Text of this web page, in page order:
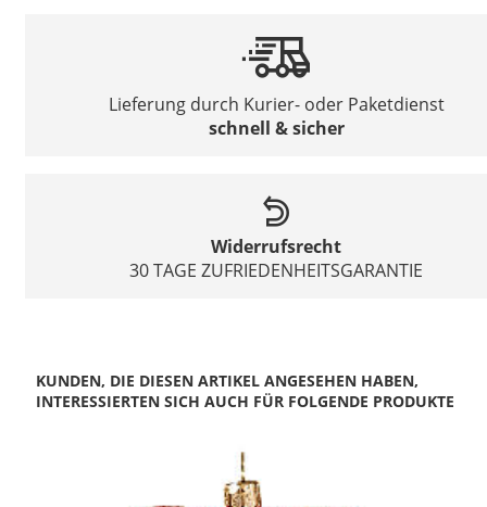
Lieferung durch Kurier- oder Paketdienst
schnell & sicher
Widerrufsrecht
30 TAGE ZUFRIEDENHEITSGARANTIE
KUNDEN, DIE DIESEN ARTIKEL ANGESEHEN HABEN,
INTERESSIERTEN SICH AUCH FÜR FOLGENDE PRODUKTE